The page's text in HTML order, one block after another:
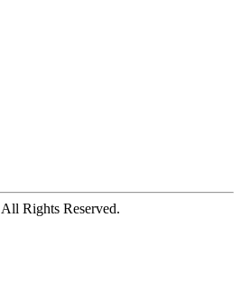
Rights Reserved.